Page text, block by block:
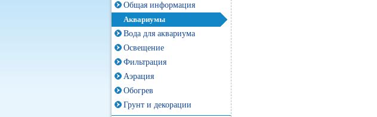
Общая информация
Аквариумы
Вода для аквариума
Освещение
Фильтрация
Аэрация
Обогрев
Грунт и декорации